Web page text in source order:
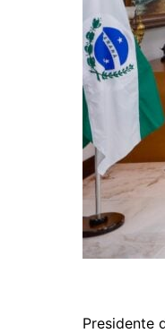
Presidente